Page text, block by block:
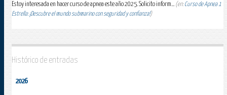
Estoy interesada en hacer curso de apnea este año 2025. Solicito inform... (en:Curso de Apnea 1
Estrella: ¡Descubre el mundo submarino con seguridad y confianza!)
Histórico de entradas
2026